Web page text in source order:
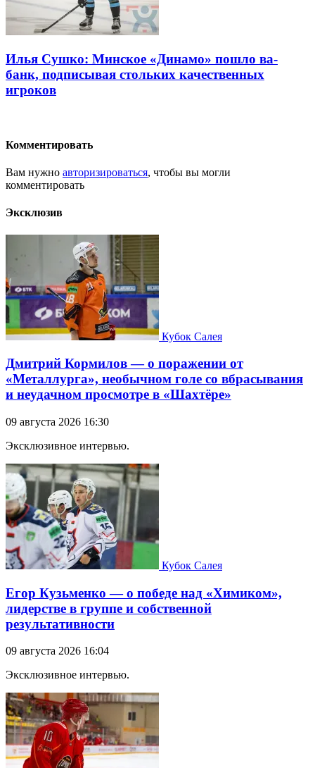
Илья Сушко: Минское «Динамо» пошло ва-
банк, подписывая стольких качественных
игроков
Комментировать
Вам нужно авторизироваться, чтобы вы могли
комментировать
Эксклюзив
Кубок Салея
Дмитрий Кормилов — о поражении от
«Металлурга», необычном голе со вбрасывания
и неудачном просмотре в «Шахтёре»
09 августа 2026 16:30
Эксклюзивное интервью.
Кубок Салея
Егор Кузьменко — о победе над «Химиком»,
лидерстве в группе и собственной
результативности
09 августа 2026 16:04
Эксклюзивное интервью.